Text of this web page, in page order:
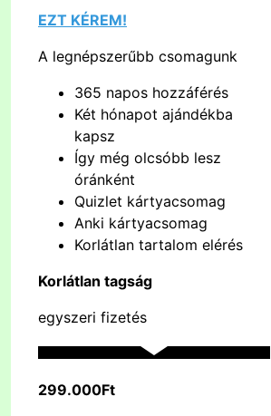
EZT KÉREM!
A legnépszerűbb csomagunk
365 napos hozzáférés
Két hónapot ajándékba
kapsz
Így még olcsóbb lesz
óránként
Quizlet kártyacsomag
Anki kártyacsomag
Korlátlan tartalom elérés
Korlátlan tagság
egyszeri fizetés
299.000Ft